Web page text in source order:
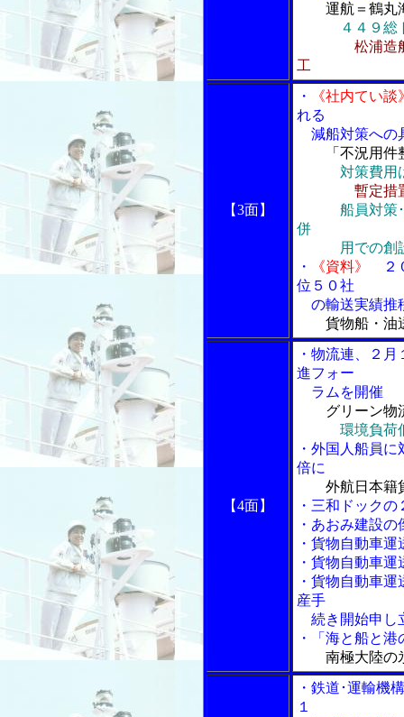
運航＝鶴丸
４４９総
松浦造
工
【3面】
・
《社内てい談
れる
減船対策への
「不況用
対策費用
暫定措
船員対策
併
用での創
・
《資料》
２
位５０社
の輸送実績推
貨物船・油
【4面】
・物流連、２
進フォー
ラムを開催
グリーン物
環境負荷
・外国人船員
倍に
外航日本籍
・三和ドック
・あおみ建設
・貨物自動車
・貨物自動車
・貨物自動車
産手
続き開始申し
・「海と船と
南極大陸
・鉄道･運輸機
１